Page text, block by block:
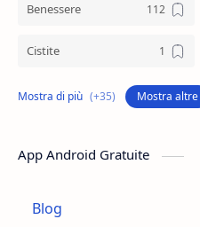
Benessere
Cistite
Collagene
Digestione
Mostra altre
App Android Gratuite
Blog